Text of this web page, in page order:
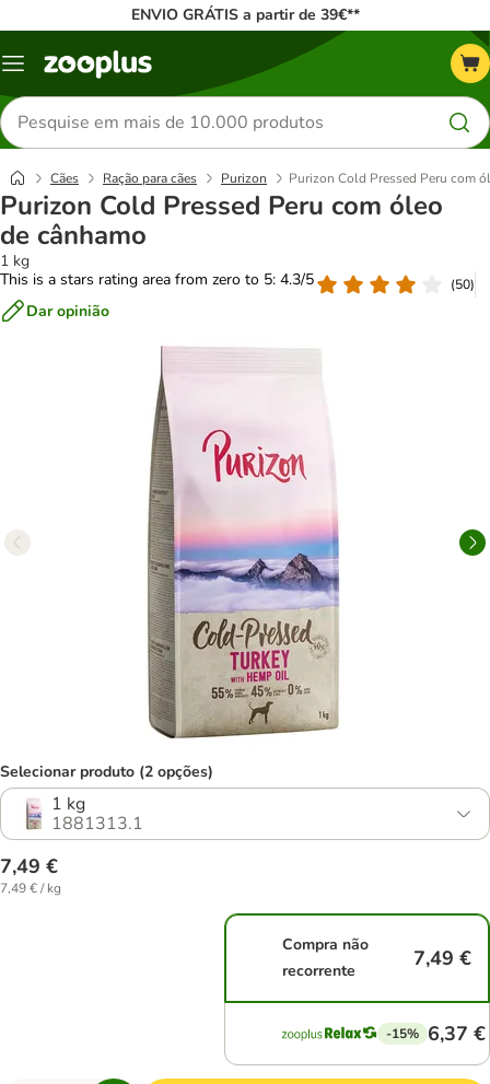
ENVIO GRÁTIS a partir de 39€**
Menu
Pesquisar
produtos
Cães Ração para cães Purizon Purizon Cold Pressed Peru com
Purizon Cold Pressed Peru com óleo
de cânhamo
1 kg
This is a stars rating area from zero to 5: 4.3/5
(50)
Dar opinião
Selecionar produto (2 opções)
1 kg
1881313.1
7,49 €
7,49 € / kg
Compra não
recorrente
7,49 €
-15% 6,37 €